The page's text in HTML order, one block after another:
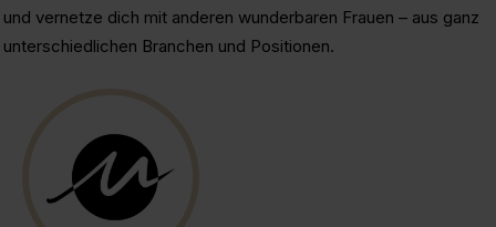
und vernetze dich mit anderen wunderbaren Frauen – aus ganz
unterschiedlichen Branchen und Positionen.